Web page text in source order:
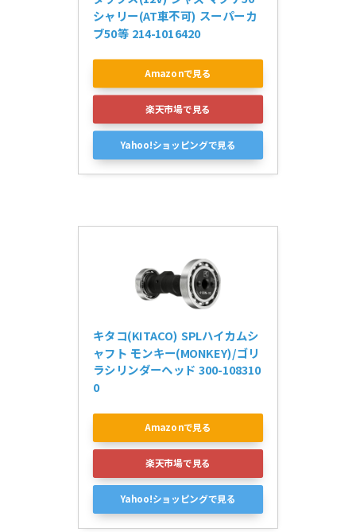
シャリー(AT車不可) スーパーカ
ブ50等 214-1016420
Amazonで見る
楽天市場で見る
Yahoo!ショッピングで見る
キタコ(KITACO) SPLハイカムシ
ャフト モンキー(MONKEY)/ゴリ
ラシリンダーヘッド 300-108310
0
Amazonで見る
楽天市場で見る
Yahoo!ショッピングで見る